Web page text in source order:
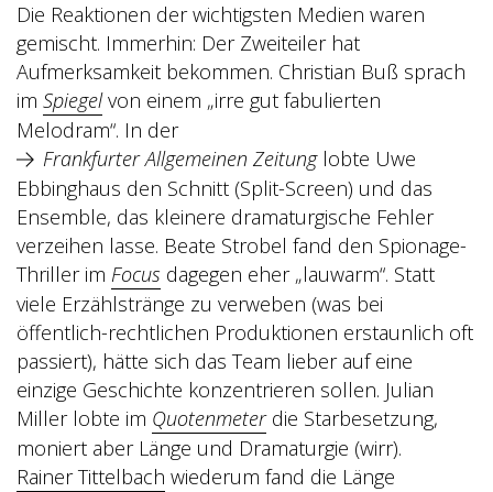
Die Reaktionen der wichtigsten Medien waren
gemischt. Immerhin: Der Zweiteiler hat
Aufmerksamkeit bekommen. Christian Buß sprach
im Spiegelvon einem „irre gut fabulierten
Melodram“. In der
Frankfurter Allgemeinen Zeitunglobte Uwe
Ebbinghaus den Schnitt (Split-Screen) und das
Ensemble, das kleinere dramaturgische Fehler
verzeihen lasse. Beate Strobel fand den Spionage-
Thriller im Focus dagegen eher „lauwarm“. Statt
viele Erzählstränge zu verweben (was bei
öffentlich-rechtlichen Produktionen erstaunlich oft
passiert), hätte sich das Team lieber auf eine
einzige Geschichte konzentrieren sollen. Julian
Miller lobte im Quotenmeterdie Starbesetzung,
moniert aber Länge und Dramaturgie (wirr).
Rainer Tittelbach wiederum fand die Länge